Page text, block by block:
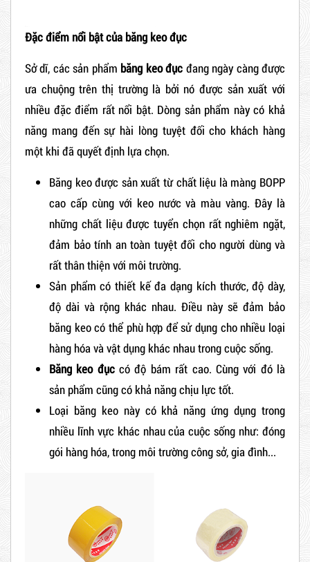
Đặc điểm nổi bật của băng keo đục
Sở dĩ, các sản phẩm băng keo đục đang ngày càng được
ưa chuộng trên thị trường là bởi nó được sản xuất với
nhiều đặc điểm rất nổi bật. Dòng sản phẩm này có khả
năng mang đến sự hài lòng tuyệt đối cho khách hàng
một khi đã quyết định lựa chọn.
Băng keo được sản xuất từ chất liệu là màng BOPP
cao cấp cùng với keo nước và màu vàng. Đây là
những chất liệu được tuyển chọn rất nghiêm ngặt,
đảm bảo tính an toàn tuyệt đối cho người dùng và
rất thân thiện với môi trường.
Sản phẩm có thiết kế đa dạng kích thước, độ dày,
độ dài và rộng khác nhau. Điều này sẽ đảm bảo
băng keo có thể phù hợp để sử dụng cho nhiều loại
hàng hóa và vật dụng khác nhau trong cuộc sống.
Băng keo đụccó độ bám rất cao. Cùng với đó là
sản phẩm cũng có khả năng chịu lực tốt.
Loại băng keo này có khả năng ứng dụng trong
nhiều lĩnh vực khác nhau của cuộc sống như: đóng
gói hàng hóa, trong môi trường công sở, gia đình...